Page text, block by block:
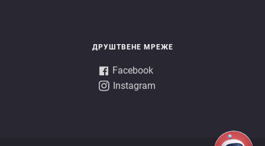
ДРУШТВЕНЕ МРЕЖЕ
Facebook
Instagram